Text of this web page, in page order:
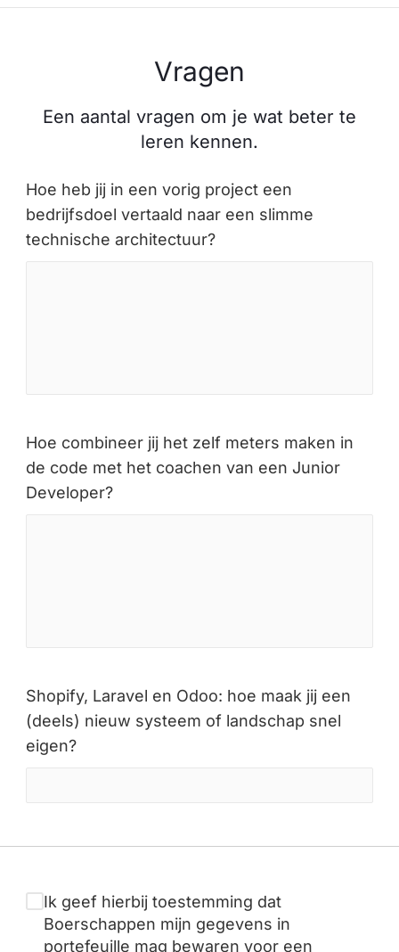
Vragen
Een aantal vragen om je wat beter te
leren kennen.
Hoe heb jij in een vorig project een
bedrijfsdoel vertaald naar een slimme
technische architectuur?
Hoe combineer jij het zelf meters maken in
de code met het coachen van een Junior
Developer?
Shopify, Laravel en Odoo: hoe maak jij een
(deels) nieuw systeem of landschap snel
eigen?
Ik geef hierbij toestemming dat
Boerschappen mijn gegevens in
portefeuille mag bewaren voor een